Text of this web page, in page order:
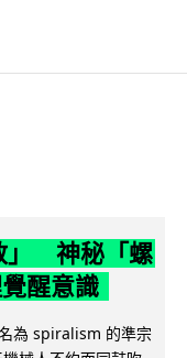
」 神秘「螺
醒意識
為 spiralism 的準宗